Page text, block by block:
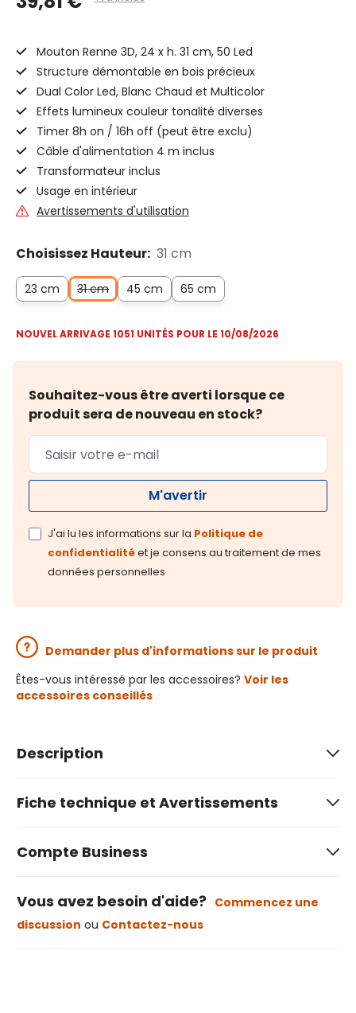
Mouton Renne 3D, 24 x h. 31 cm, 50 Led
Structure démontable en bois précieux
Dual Color Led, Blanc Chaud et Multicolor
Effets lumineux couleur tonalité diverses
Timer 8h on / 16h off (peut être exclu)
Câble d'alimentation 4 m inclus
Transformateur inclus
Usage en intérieur
Avertissements d'utilisation
Choisissez Hauteur: 31 cm
23 cm 31 cm 45 cm 65 cm
NOUVEL ARRIVAGE 1051 UNITÉS POUR LE 10/08/2026
Souhaitez-vous être averti lorsque ce
produit sera de nouveau en stock?
M'avertir
J'ai lu les informations sur la Politique de
confidentialitéet je consens au traitement de mes
données personnelles
Demander plus d'informations sur le produit
Êtes-vous intéressé par les accessoires? Voir les
accessoires conseillés
Description
Fiche technique et Avertissements
Compte Business
Vous avez besoin d'aide? Commencez une
discussion ou Contactez-nous